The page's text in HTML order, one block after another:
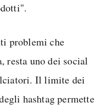
problemi che
resta uno dei social
Il limite dei
hashtag permette